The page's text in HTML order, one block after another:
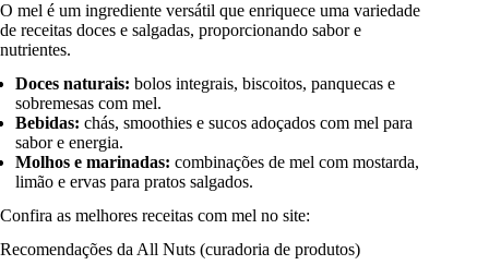
O mel é um ingrediente versátil que enriquece uma variedade
de receitas doces e salgadas, proporcionando sabor e
nutrientes.
Doces naturais: bolos integrais, biscoitos, panquecas e
sobremesas com mel.
Bebidas: chás, smoothies e sucos adoçados com mel para
sabor e energia.
Molhos e marinadas: combinações de mel com mostarda,
limão e ervas para pratos salgados.
Confira as melhores receitas com mel no site:
Recomendações da All Nuts (curadoria de produtos)